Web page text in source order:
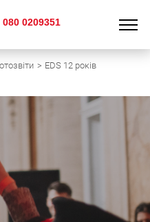
080 0209351
EDS 12 років